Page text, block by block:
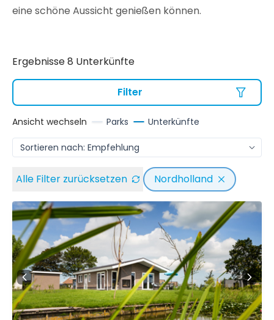
eine schöne Aussicht genießen können.
Ergebnisse 8 Unterkünfte
Filter
Ansicht wechseln Parks Unterkünfte
Alle Filter zurücksetzen Nordholland